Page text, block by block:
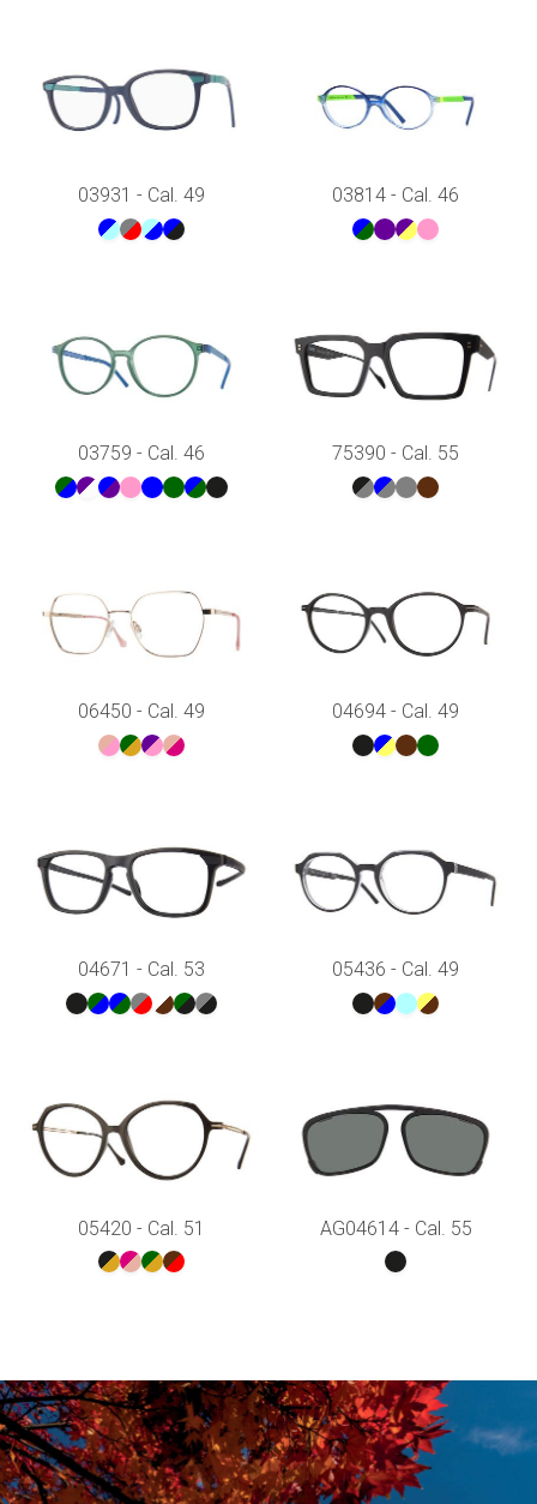
03931 - Cal. 49 03814 - Cal. 46
03759 - Cal. 46 75390 - Cal. 55
06450 - Cal. 49 04694 - Cal. 49
04671 - Cal. 53 05436 - Cal. 49
05420 - Cal. 51 AG04614 - Cal. 55